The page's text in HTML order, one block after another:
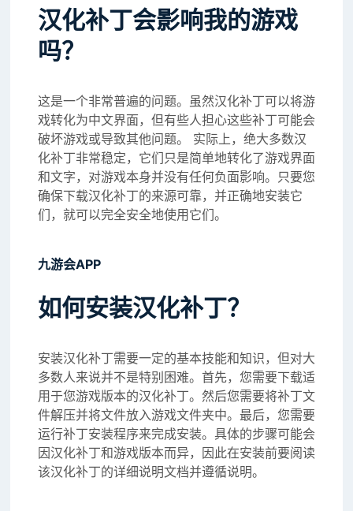
汉化补丁会影响我的游戏
吗？
这是一个非常普遍的问题。虽然汉化补丁可以将游
戏转化为中文界面，但有些人担心这些补丁可能会
破坏游戏或导致其他问题。 实际上，绝大多数汉
化补丁非常稳定，它们只是简单地转化了游戏界面
和文字，对游戏本身并没有任何负面影响。只要您
确保下载汉化补丁的来源可靠，并正确地安装它
们，就可以完全安全地使用它们。
九游会APP
如何安装汉化补丁？
安装汉化补丁需要一定的基本技能和知识，但对大
多数人来说并不是特别困难。首先，您需要下载适
用于您游戏版本的汉化补丁。然后您需要将补丁文
件解压并将文件放入游戏文件夹中。最后，您需要
运行补丁安装程序来完成安装。具体的步骤可能会
因汉化补丁和游戏版本而异，因此在安装前要阅读
该汉化补丁的详细说明文档并遵循说明。